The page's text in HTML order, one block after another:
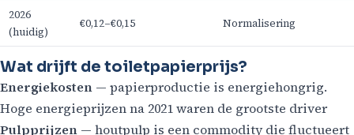
2026
(huidig)
€0,12–€0,15 Normalisering
Wat drijft de toiletpapierprijs?
Energiekosten — papierproductie is energiehongrig.
Hoge energieprijzen na 2021 waren de grootste driver
Pulpprijzen — houtpulp is een commodity die fluctueert